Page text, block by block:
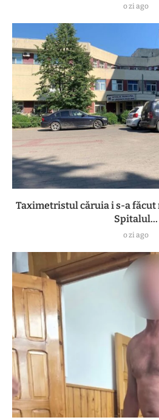
o zi ago
Taximetristul căruia i s-a făcut
Spitalul...
o zi ago